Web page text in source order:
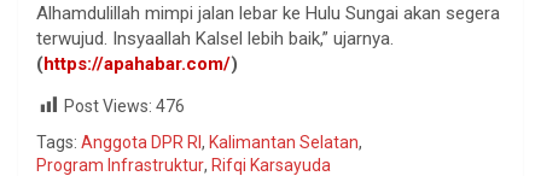
Alhamdulillah mimpi jalan lebar ke Hulu Sungai akan segera
terwujud. Insyaallah Kalsel lebih baik,” ujarnya.
(https://apahabar.com/)
Post Views: 476
Tags: Anggota DPR RI , Kalimantan Selatan,
Program Infrastruktur, Rifqi Karsayuda